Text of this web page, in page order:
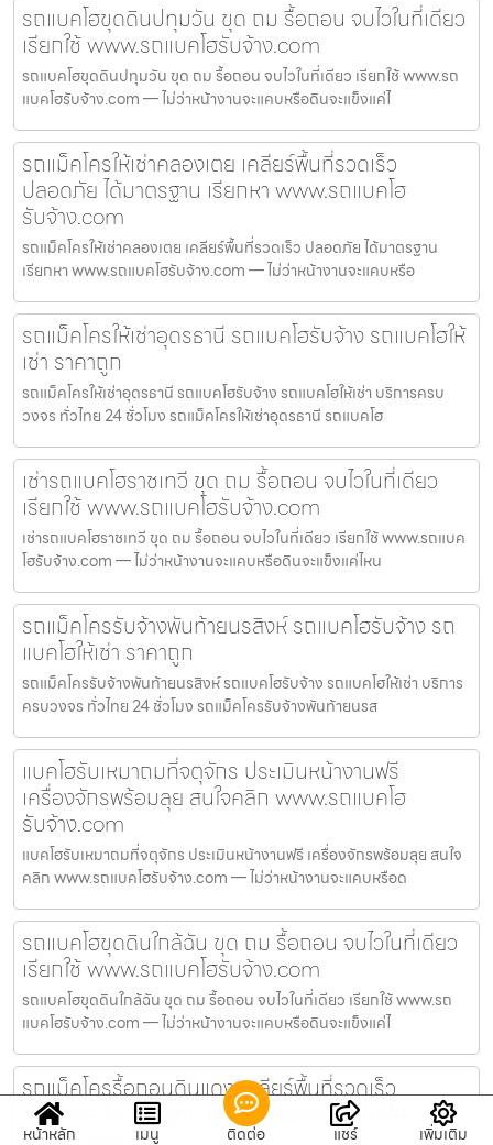
รถแบคโฮขุดดินปทุมวัน ขุด ถม รื้อถอน จบไวในที่เดียว
เรียกใช้ www.รถแบคโฮรับจ้าง.com
รถแบคโฮขุดดินปทุมวัน ขุด ถม รื้อถอน จบไวในที่เดียว เรียกใช้ www.รถ
แบคโฮรับจ้าง.com — ไม่ว่าหน้างานจะแคบหรือดินจะแข็งแค่ไ
รถแม็คโครให้เช่าคลองเตย เคลียร์พื้นที่รวดเร็ว
ปลอดภัย ได้มาตรฐาน เรียกหา www.รถแบคโฮ
รับจ้าง.com
รถแม็คโครให้เช่าคลองเตย เคลียร์พื้นที่รวดเร็ว ปลอดภัย ได้มาตรฐาน
เรียกหา www.รถแบคโฮรับจ้าง.com — ไม่ว่าหน้างานจะแคบหรือ
รถแม็คโครให้เช่าอุดรธานี รถแบคโฮรับจ้าง รถแบคโฮให้
เช่า ราคาถูก
รถแม็คโครให้เช่าอุดรธานี รถแบคโฮรับจ้าง รถแบคโฮให้เช่า บริการครบ
วงจร ทั่วไทย 24 ชั่วโมง รถแม็คโครให้เช่าอุดรธานี รถแบคโฮ
เช่ารถแบคโฮราชเทวี ขุด ถม รื้อถอน จบไวในที่เดียว
เรียกใช้ www.รถแบคโฮรับจ้าง.com
เช่ารถแบคโฮราชเทวี ขุด ถม รื้อถอน จบไวในที่เดียว เรียกใช้ www.รถแบค
โฮรับจ้าง.com — ไม่ว่าหน้างานจะแคบหรือดินจะแข็งแค่ไหน
รถแม็คโครรับจ้างพันท้ายนรสิงห์ รถแบคโฮรับจ้าง รถ
แบคโฮให้เช่า ราคาถูก
รถแม็คโครรับจ้างพันท้ายนรสิงห์ รถแบคโฮรับจ้าง รถแบคโฮให้เช่า บริการ
ครบวงจร ทั่วไทย 24 ชั่วโมง รถแม็คโครรับจ้างพันท้ายนรส
แบคโฮรับเหมาถมที่จตุจักร ประเมินหน้างานฟรี
เครื่องจักรพร้อมลุย สนใจคลิก www.รถแบคโฮ
รับจ้าง.com
แบคโฮรับเหมาถมที่จตุจักร ประเมินหน้างานฟรี เครื่องจักรพร้อมลุย สนใจ
คลิก www.รถแบคโฮรับจ้าง.com — ไม่ว่าหน้างานจะแคบหรือด
รถแบคโฮขุดดินใกล้ฉัน ขุด ถม รื้อถอน จบไวในที่เดียว
เรียกใช้ www.รถแบคโฮรับจ้าง.com
รถแบคโฮขุดดินใกล้ฉัน ขุด ถม รื้อถอน จบไวในที่เดียว เรียกใช้ www.รถ
แบคโฮรับจ้าง.com — ไม่ว่าหน้างานจะแคบหรือดินจะแข็งแค่ไ
รถแม็คโครรื้อถอนดินแดง เคลียร์พื้นที่รวดเร็ว
ปลอดภัย ได้มาตรฐาน เรียกหา www.รถแบคโฮ
หน้าหลัก เมนู ติดต่อ แชร์ เพิ่มเติม